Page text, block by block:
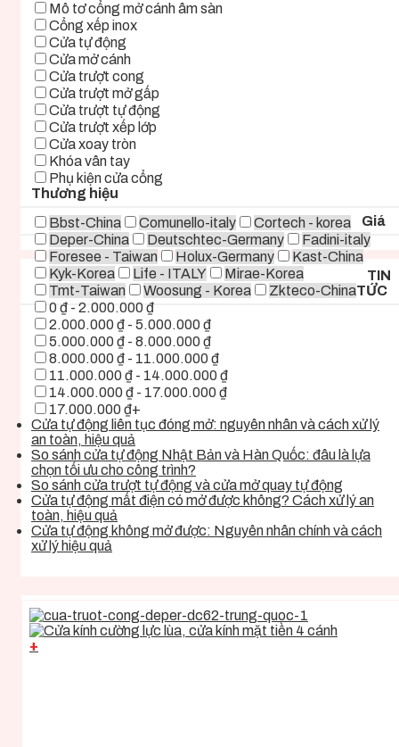
Mô tơ cổng mở cánh âm sàn
Cổng xếp inox
Cửa tự động
Cửa mở cánh
Cửa trượt cong
Cửa trượt mở gấp
Cửa trượt tự động
Cửa trượt xếp lớp
Cửa xoay tròn
Khóa vân tay
Phụ kiện cửa cổng
Thương hiệu
Bbst-China
Comunello-italy
Cortech - korea
Deper-China
Deutschtec-Germany
Fadini-italy
Foresee - Taiwan
Holux-Germany
Kast-China
Kyk-Korea
Life - ITALY
Mirae-Korea
Tmt-Taiwan
Woosung - Korea Zkteco-China
Giá
0 ₫ - 2.000.000 ₫
2.000.000 ₫ - 5.000.000 ₫
5.000.000 ₫ - 8.000.000 ₫
8.000.000 ₫ - 11.000.000 ₫
11.000.000 ₫ - 14.000.000 ₫
14.000.000 ₫ - 17.000.000 ₫
17.000.000 ₫+
TIN
TỨC
Cửa tự động liên tục đóng mở: nguyên nhân và cách xử lý
an toàn, hiệu quả
So sánh cửa tự động Nhật Bản và Hàn Quốc: đâu là lựa
chọn tối ưu cho công trình?
So sánh cửa trượt tự động và cửa mở quay tự động
Cửa tự động mất điện có mở được không? Cách xử lý an
toàn, hiệu quả
Cửa tự động không mở được: Nguyên nhân chính và cách
xử lý hiệu quả
+